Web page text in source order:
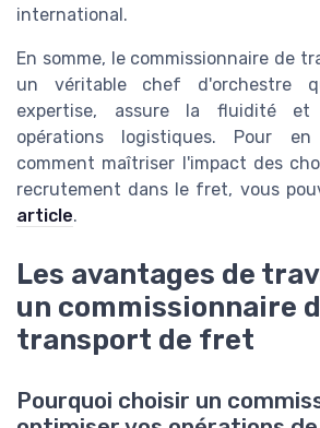
international.
En somme, le commissionnaire de
un véritable chef d'orchestre
expertise, assure la fluidité
opérations logistiques. Pour
comment maîtriser l'impact des
recrutement dans le fret, vous
article.
Les avantages de
un commissionnaire
transport de fret
Pourquoi choisir un